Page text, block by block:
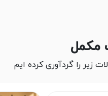
مکمل
زیر را گردآوری کرده ایم